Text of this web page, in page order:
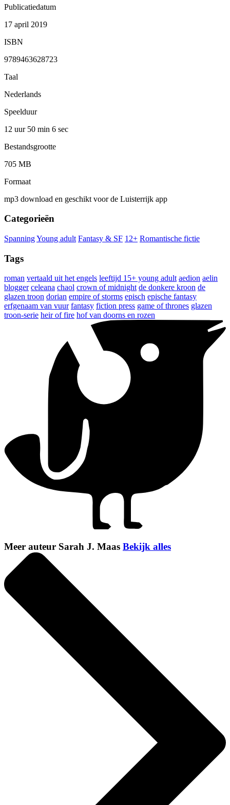
Publicatiedatum
17 april 2019
ISBN
9789463628723
Taal
Nederlands
Speelduur
12 uur 50 min 6 sec
Bestandsgrootte
705 MB
Formaat
mp3 download en geschikt voor de Luisterrijk app
Categorieën
SpanningYoung adult Fantasy & SF 12+ Romantische fictie
Tags
roman vertaald uit het engels leeftijd 15+ young adult aedion aelin
blogger celeana chaol crown of midnight de donkere kroon de
glazen troon dorian empire of storms episch epische fantasy
erfgenaam van vuur fantasy fiction press game of thrones glazen
troon-serie heir of fire hof van doorns en rozen
Meer auteur Sarah J. Maas Bekijk alles